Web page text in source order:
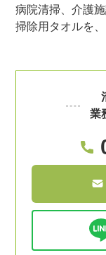
病院清掃、介護
掃除用タオルを
業